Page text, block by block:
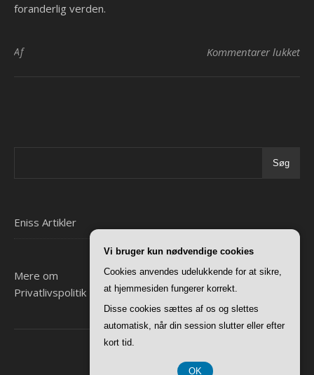
foranderlig verden.
Af Kommentarer lukkettil
Søg
Eniss Artikler
Mere om
Privatlivspolitik
Vi bruger kun nødvendige cookies
Cookies anvendes udelukkende for at sikre,
at hjemmesiden fungerer korrekt.
Disse cookies sættes af os og slettes
automatisk, når din session slutter eller efter
kort tid.
OK